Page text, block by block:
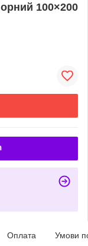
100×200
Оплата Умови